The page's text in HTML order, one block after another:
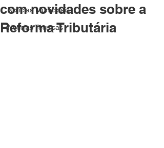
Notícias Municipais
Notícias Técnicas
com novidades sobre a
Reforma Tributária